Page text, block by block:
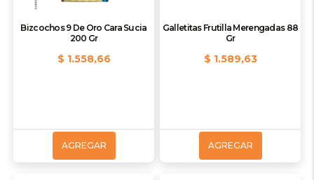
Bizcochos 9 De Oro Cara Sucia
200 Gr
$ 1.558,66
AGREGAR
Galletitas Frutilla Merengadas 88
Gr
$ 1.589,63
AGREGAR